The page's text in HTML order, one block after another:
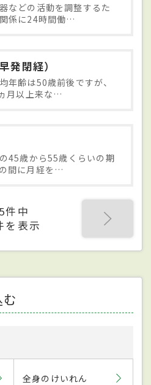
などの活動を調整するた
係に24時間働…
発閉経）
年齢は50歳前後ですが、
月以上来な…
45歳から55歳くらいの期
間に月経を…
5件中
を表示
全身のけいれん